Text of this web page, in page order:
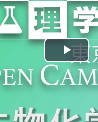
Play
Video